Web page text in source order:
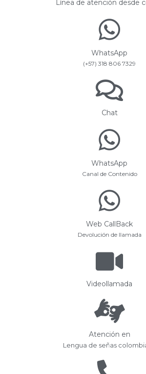
Línea de atención desde
WhatsApp
(+57) 318 806 7329
Chat
WhatsApp
Canal de Contenido
Web CallBack
Devolución de llamada
Videollamada
Atención en
Lengua de señas